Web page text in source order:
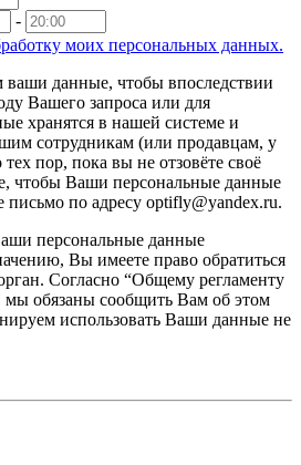
-
моих персональных данных.
данные, чтобы впоследствии
Вашего запроса или для
хранятся в нашей системе и
сотрудникам (или продавцам, у
тех пор, пока вы не отзовёте своё
чтобы Ваши персональные данные
письмо по адресу optifly@yandex.ru.
персональные данные
Вы имеете право обратиться
Согласно “Общему регламенту
обязаны сообщить Вам об этом
использовать Ваши данные не